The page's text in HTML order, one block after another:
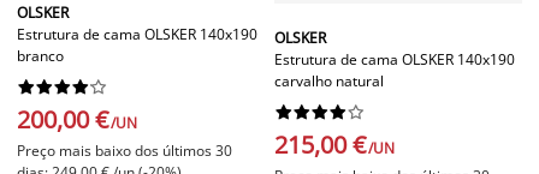
OLSKER
Estrutura de cama OLSKER 140x190
branco






200,00 €/UN
Preço mais baixo dos últimos 30
OLSKER
Estrutura de cama OLSKER 140x190
carvalho natural






215,00 €/UN